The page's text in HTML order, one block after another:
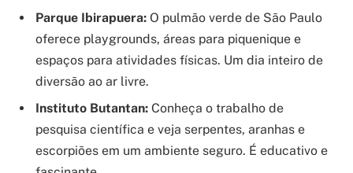
Parque Ibirapuera: O pulmão verde de São Paulo
oferece playgrounds, áreas para piquenique e
espaços para atividades físicas. Um dia inteiro de
diversão ao ar livre.
Instituto Butantan: Conheça o trabalho de
pesquisa científica e veja serpentes, aranhas e
escorpiões em um ambiente seguro. É educativo e